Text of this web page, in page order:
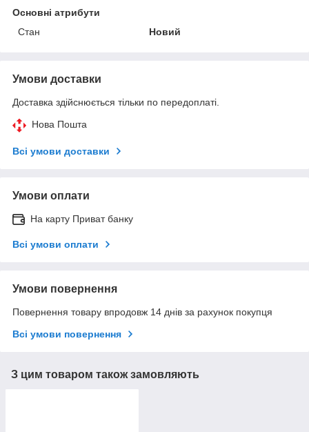
Основні атрибути
Стан
Новий
Умови доставки
Доставка здійснюється тільки по передоплаті.
Нова Пошта
Всі умови доставки
Умови оплати
На карту Приват банку
Всі умови оплати
Умови повернення
Повернення товару впродовж 14 днів за рахунок покупця
Всі умови повернення
З цим товаром також замовляють